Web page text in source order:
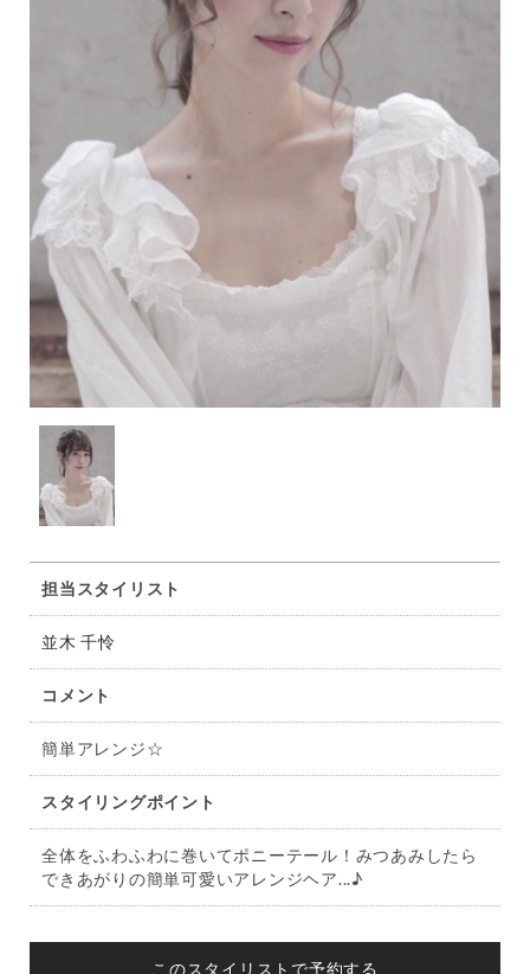
担当スタイリスト
並木 千怜
コメント
簡単アレンジ☆
スタイリングポイント
全体をふわふわに巻いてポニーテール！みつあみしたら
できあがりの簡単可愛いアレンジヘア...♪
このスタイリストで予約する